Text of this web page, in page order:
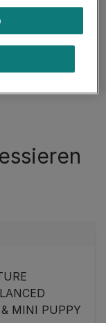
MINI PUPPY